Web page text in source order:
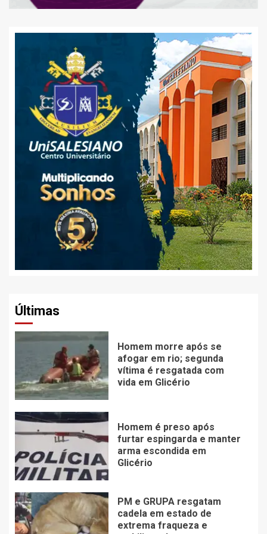
Últimas
Homem morre após se
afogar em rio; segunda
vítima é resgatada com
vida em Glicério
Homem é preso após
furtar espingarda e manter
arma escondida em
Glicério
PM e GRUPA resgatam
cadela em estado de
extrema fraqueza e